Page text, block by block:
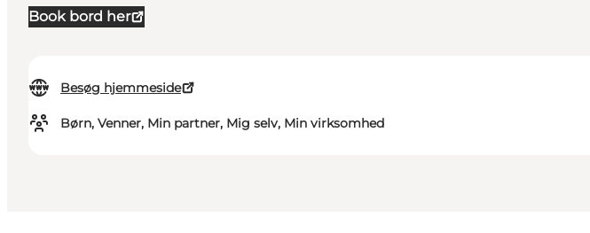
Book bord her
Besøg hjemmeside
Børn, Venner, Min partner, Mig selv, Min virksomhed